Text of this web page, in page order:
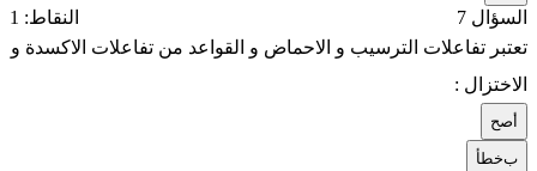
السؤال 7
النقاط: 1
تعتبر تفاعلات الترسيب و الاحماض و القواعد من تفاعلات الاكسدة و
الاختزال :
صح
بخطأ